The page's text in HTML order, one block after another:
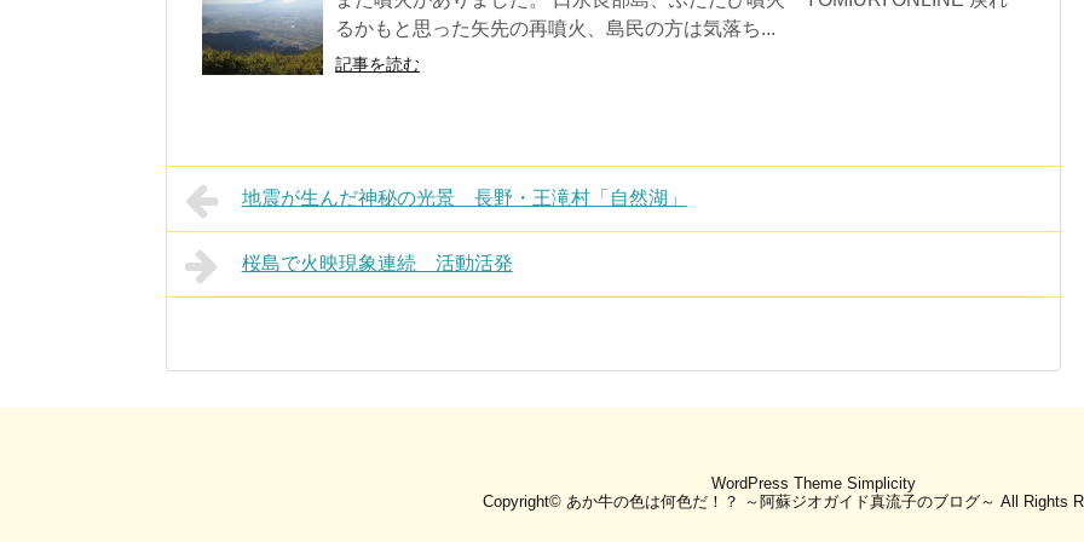
るかもと思った矢先の再噴火、島民の方は気落ち...
記事を読む
地震が生んだ神秘の光景 長野・王滝村「自然湖」
桜島で火映現象連続 活動活発
WordPress Theme Simplicity
Copyright© あか牛の色は何色だ！？ ～阿蘇ジオガイド真流子のブログ～ All Rights